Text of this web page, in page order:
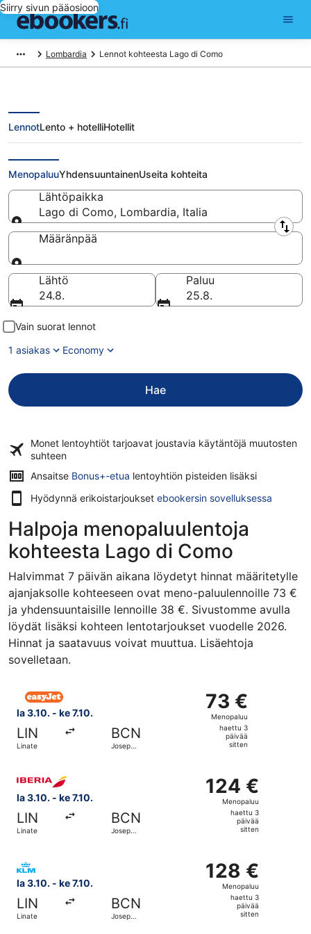
Siirry sivun pääosioon
Lombardia Lennot kohteesta Lago di Como
Lennot kohteesta Lago di Como
LennotLento + hotelliHotellit
MenopaluuYhdensuuntainenUseita kohteita
Lähtöpaikka
Lago di Como, Lombardia, Italia
Lähtöpaikka
Määränpää
Määränpää
Lähtö
24.8.
Paluu
25.8.
Vain suorat lennot
1 asiakas
Economy
Hae
Monet lentoyhtiöt tarjoavat joustavia käytäntöjä muutosten
suhteen
Ansaitse Bonus+-etua lentoyhtiön pisteiden lisäksi
Hyödynnä erikoistarjoukset ebookersin sovelluksessa
Halpoja menopaluulentoja
kohteesta Lago di Como
Halvimmat 7 päivän aikana löydetyt hinnat määritetylle
ajanjaksolle kohteeseen ovat meno-paluulennoille 73 €
ja yhdensuuntaisille lennoille 38 €. Sivustomme avulla
löydät lisäksi kohteen lentotarjoukset vuodelle 2026.
Hinnat ja saatavuus voivat muuttua. Lisäehtoja
sovelletaan.
la 3.10. - ke 7.10.
LIN
Linate
BCN
Josep
73 €
Menopaluu,
haettu
73 €
Menopaluu
haettu 3
päivää
sitten
Valitse lentoyhtiön easyJet lento, lähtö la 3.10.
la 3.10. - ke 7.10.
LIN
Linate
BCN
Josep
124 €
Menopaluu,
haettu
124 €
Menopaluu
haettu 3
päivää
sitten
Valitse lentoyhtiön Iberia lento, lähtö la 3.10. kohteesta
la 3.10. - ke 7.10.
LIN
Linate
BCN
Josep
128 €
Menopaluu,
haettu
128 €
Menopaluu
haettu 3
päivää
sitten